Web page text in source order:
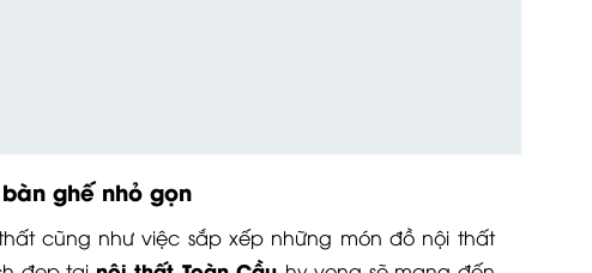
ghế nhỏ gọn
cũng như việc sắp xếp những món đồ nội thất